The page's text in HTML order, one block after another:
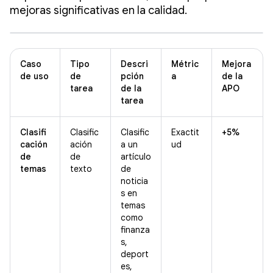
mejoras significativas en la calidad.
Caso
de uso
Tipo
de
tarea
Descri
pción
de la
tarea
Métric
a
Mejora
de la
APO
Clasifi
cación
de
temas
Clasific
ación
de
texto
Clasific
a un
artículo
de
noticia
s en
temas
como
finanza
s,
deport
es,
Exactit
ud
+5%